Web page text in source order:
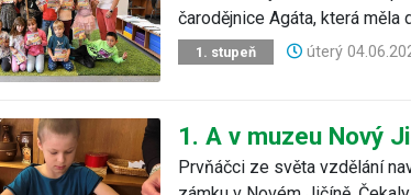
čarodějnice Agáta, která měla
1. stupeň úterý
1. A v muzeu Nový
Prvňáčci ze světa vzdělání